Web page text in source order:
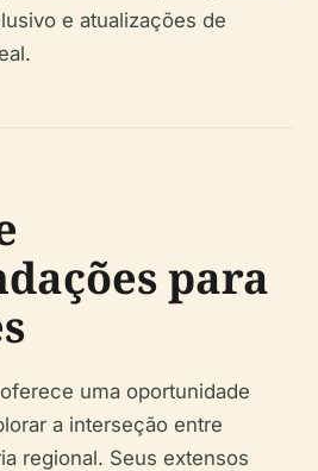
e atualizações de
para
uma oportunidade
a interseção entre
regional. Seus extensos